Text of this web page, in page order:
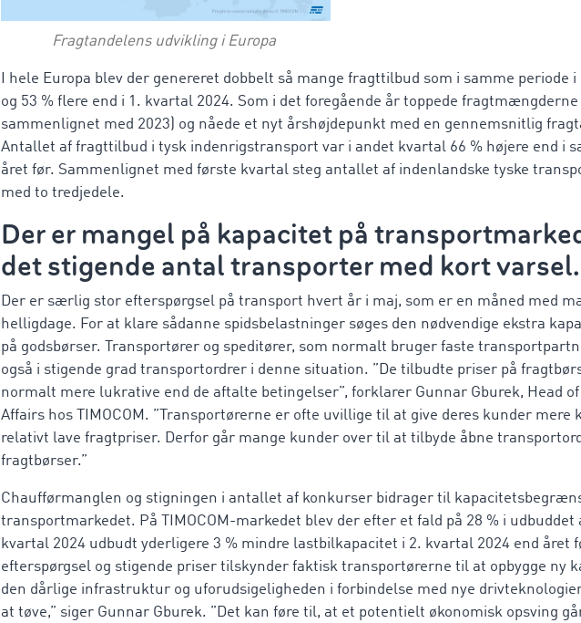
Fragtandelens udvikling i Europa
I hele Europa blev der genereret dobbelt så mange fragttilbud som i samme periode i
og 53 % flere end i 1. kvartal 2024. Som i det foregående år toppede fragtmængderne
sammenlignet med 2023) og nåede et nyt årshøjdepunkt med en gennemsnitlig
Antallet af fragttilbud i tysk indenrigstransport var i andet kvartal 66 % højere end i
året før. Sammenlignet med første kvartal steg antallet af indenlandske tyske
med to tredjedele.
Der er mangel på kapacitet på
det stigende antal transporter med kort varsel.
Der er særlig stor efterspørgsel på transport hvert år i maj, som er en måned med
helligdage. For at klare sådanne spidsbelastninger søges den nødvendige ekstra
på godsbørser. Transportører og speditører, som normalt bruger faste
også i stigende grad transportordrer i denne situation. ”De tilbudte priser på
normalt mere lukrative end de aftalte betingelser”, forklarer Gunnar Gburek, Head
Affairs hos TIMOCOM. ”Transportørerne er ofte uvillige til at give deres kunder mere
relativt lave fragtpriser. Derfor går mange kunder over til at tilbyde åbne
fragtbørser.”
Chaufførmanglen og stigningen i antallet af konkurser bidrager til
transportmarkedet. På TIMOCOM-markedet blev der efter et fald på 28 % i udbuddet
kvartal 2024 udbudt yderligere 3 % mindre lastbilkapacitet i 2. kvartal 2024 end året
efterspørgsel og stigende priser tilskynder faktisk transportørerne til at opbygge ny
den dårlige infrastruktur og uforudsigeligheden i forbindelse med nye
at tøve,” siger Gunnar Gburek. ”Det kan føre til, at et potentielt økonomisk opsving